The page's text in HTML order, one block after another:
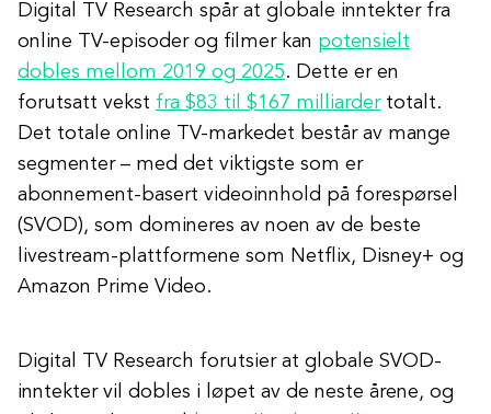
Digital TV Research spår at globale inntekter fra
online TV-episoder og filmer kan potensielt
dobles mellom 2019 og 2025. Dette er en
forutsatt vekst fra $83 til $167 milliardertotalt.
Det totale online TV-markedet består av mange
segmenter – med det viktigste som er
abonnement-basert videoinnhold på forespørsel
(SVOD), som domineres av noen av de beste
livestream-plattformene som Netflix, Disney+ og
Amazon Prime Video.
Digital TV Research forutsier at globale SVOD-
inntekter vil dobles i løpet av de neste årene, og